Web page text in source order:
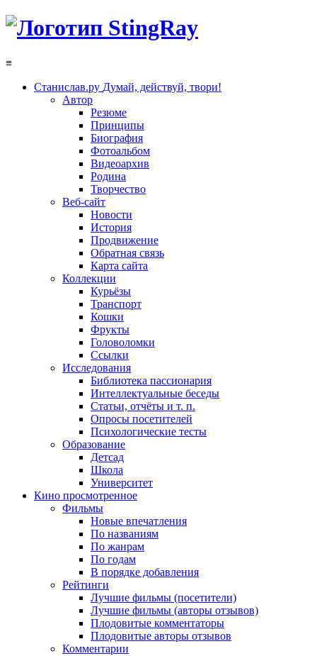
≡
Станислав.ру Думай, действуй, твори!
Автор
Резюме
Принципы
Биография
Фотоальбом
Видеоархив
Родина
Творчество
Веб-сайт
Новости
История
Продвижение
Обратная связь
Карта сайта
Коллекции
Курьёзы
Транспорт
Кошки
Фрукты
Головоломки
Ссылки
Исследования
Библиотека пассионария
Интеллектуальные беседы
Статьи, отчёты и т. п.
Опросы посетителей
Психологические тесты
Образование
Детсад
Школа
Университет
Кино просмотренное
Фильмы
Новые впечатления
По названиям
По жанрам
По годам
В порядке добавления
Рейтинги
Лучшие фильмы (посетители)
Лучшие фильмы (авторы отзывов)
Плодовитые комментаторы
Плодовитые авторы отзывов
Комментарии